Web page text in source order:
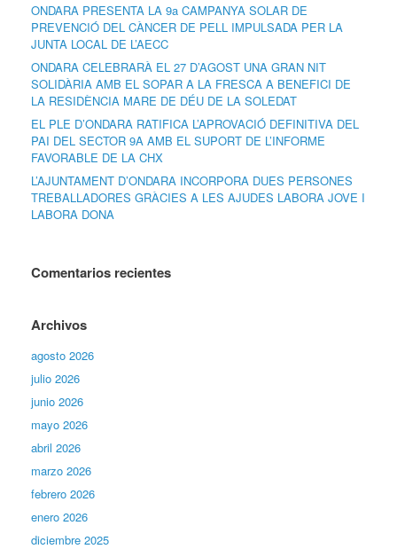
ONDARA PRESENTA LA 9a CAMPANYA SOLAR DE
PREVENCIÓ DEL CÀNCER DE PELL IMPULSADA PER LA
JUNTA LOCAL DE L’AECC
ONDARA CELEBRARÀ EL 27 D’AGOST UNA GRAN NIT
SOLIDÀRIA AMB EL SOPAR A LA FRESCA A BENEFICI DE
LA RESIDÈNCIA MARE DE DÉU DE LA SOLEDAT
EL PLE D’ONDARA RATIFICA L’APROVACIÓ DEFINITIVA DEL
PAI DEL SECTOR 9A AMB EL SUPORT DE L’INFORME
FAVORABLE DE LA CHX
L’AJUNTAMENT D’ONDARA INCORPORA DUES PERSONES
TREBALLADORES GRÀCIES A LES AJUDES LABORA JOVE I
LABORA DONA
Comentarios recientes
Archivos
agosto 2026
julio 2026
junio 2026
mayo 2026
abril 2026
marzo 2026
febrero 2026
enero 2026
diciembre 2025